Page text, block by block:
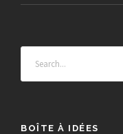
BOÎTE À IDÉES